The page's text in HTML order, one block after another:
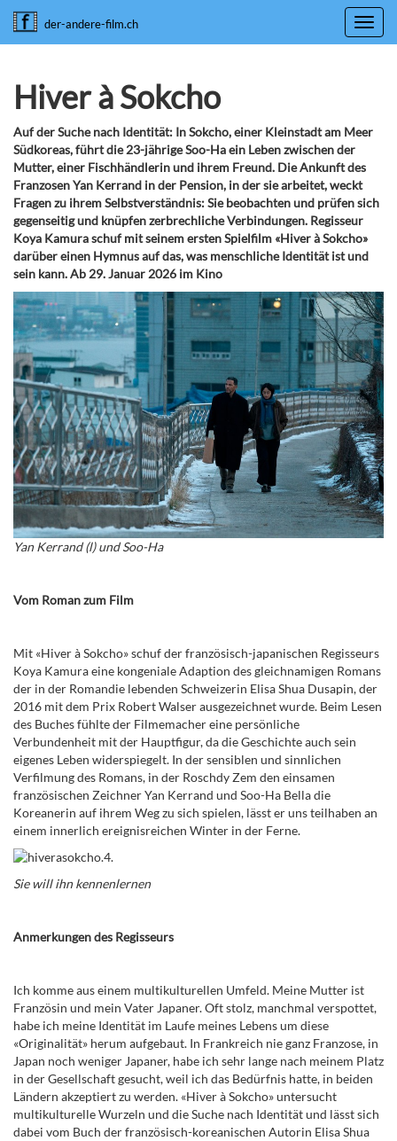
der-andere-film.ch
Hiver à Sokcho
Auf der Suche nach Identität: In Sokcho, einer Kleinstadt am Meer
Südkoreas, führt die 23-jährige Soo-Ha ein Leben zwischen der
Mutter, einer Fischhändlerin und ihrem Freund. Die Ankunft des
Franzosen Yan Kerrand in der Pension, in der sie arbeitet, weckt
Fragen zu ihrem Selbstverständnis: Sie beobachten und prüfen sich
gegenseitig und knüpfen zerbrechliche Verbindungen. Regisseur
Koya Kamura schuf mit seinem ersten Spielfilm «Hiver à Sokcho»
darüber einen Hymnus auf das, was menschliche Identität ist und
sein kann. Ab 29. Januar 2026 im Kino
Yan Kerrand (l) und Soo-Ha
Vom Roman zum Film
Mit «Hiver à Sokcho» schuf der französisch-japanischen Regisseurs
Koya Kamura eine kongeniale Adaption des gleichnamigen Romans
der in der Romandie lebenden Schweizerin Elisa Shua Dusapin, der
2016 mit dem Prix Robert Walser ausgezeichnet wurde. Beim Lesen
des Buches fühlte der Filmemacher eine persönliche
Verbundenheit mit der Hauptfigur, da die Geschichte auch sein
eigenes Leben widerspiegelt. In der sensiblen und sinnlichen
Verfilmung des Romans, in der Roschdy Zem den einsamen
französischen Zeichner Yan Kerrand und Soo-Ha Bella die
Koreanerin auf ihrem Weg zu sich spielen, lässt er uns teilhaben an
einem innerlich ereignisreichen Winter in der Ferne.
Sie will ihn kennenlernen
Anmerkungen des Regisseurs
Ich komme aus einem multikulturellen Umfeld. Meine Mutter ist
Französin und mein Vater Japaner. Oft stolz, manchmal verspottet,
habe ich meine Identität im Laufe meines Lebens um diese
«Originalität» herum aufgebaut. In Frankreich nie ganz Franzose, in
Japan noch weniger Japaner, habe ich sehr lange nach meinem Platz
in der Gesellschaft gesucht, weil ich das Bedürfnis hatte, in beiden
Ländern akzeptiert zu werden. «Hiver à Sokcho» untersucht
multikulturelle Wurzeln und die Suche nach Identität und lässt sich
dabei vom Buch der französisch-koreanischen Autorin Elisa Shua